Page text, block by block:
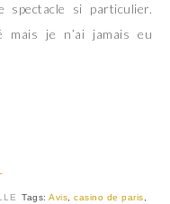
spectacle si particulier.
mais je n’ai jamais eu
Tags: Avis casino de paris